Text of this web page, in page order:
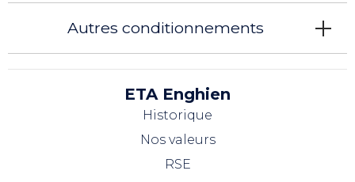
Autres conditionnements
ETA Enghien
Historique
Nos valeurs
RSE